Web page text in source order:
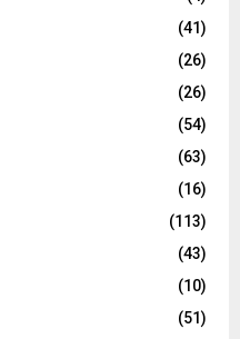
(41)
(26)
(26)
(54)
(63)
(16)
(113)
(43)
(10)
(51)